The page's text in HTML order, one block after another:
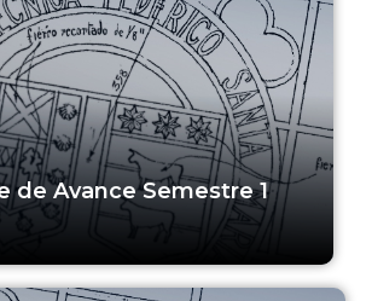
de Avance Semestre 1